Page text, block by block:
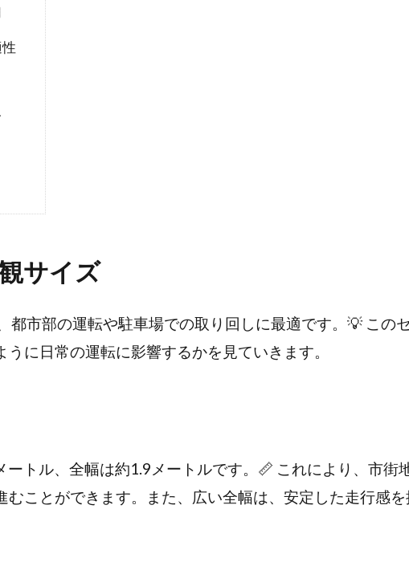
サイズ
都市部の運転や駐車場での取り回しに最適です。💡 この
に日常の運転に影響するかを見ていきます。
ートル、全幅は約1.9メートルです。📏 これにより、市街
むことができます。また、広い全幅は、安定した走行感